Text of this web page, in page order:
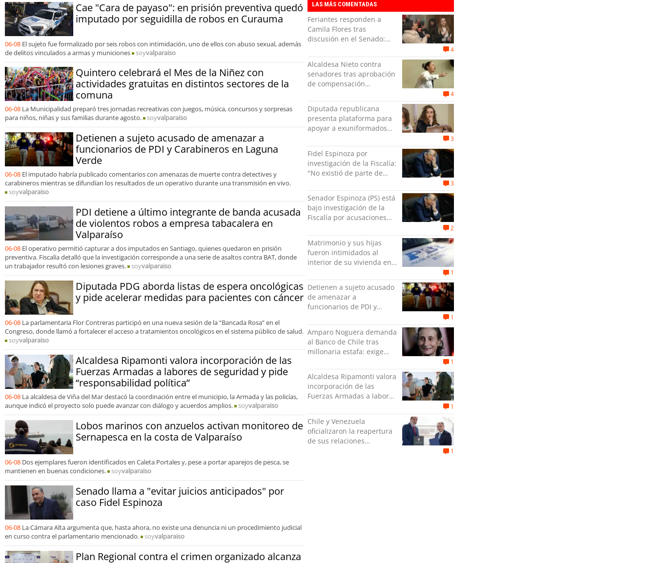
Cae "Cara de payaso": en prisión preventiva quedó
imputado por seguidilla de robos en Curauma
06-08 El sujeto fue formalizado por seis robos con intimidación, uno de ellos con abuso sexual, además
de delitos vinculados a armas y municiones
soyvalparaiso
Quintero celebrará el Mes de la Niñez con
actividades gratuitas en distintos sectores de la
comuna
06-08 La Municipalidad preparó tres jornadas recreativas con juegos, música, concursos y sorpresas
para niños, niñas y sus familias durante agosto.
soyvalparaiso
Detienen a sujeto acusado de amenazar a
funcionarios de PDI y Carabineros en Laguna
Verde
06-08 El imputado habría publicado comentarios con amenazas de muerte contra detectives y
carabineros mientras se difundían los resultados de un operativo durante una transmisión en vivo.
soyvalparaiso
PDI detiene a último integrante de banda acusada
de violentos robos a empresa tabacalera en
Valparaíso
06-08 El operativo permitió capturar a dos imputados en Santiago, quienes quedaron en prisión
preventiva. Fiscalía detalló que la investigación corresponde a una serie de asaltos contra BAT, donde
un trabajador resultó con lesiones graves.
soyvalparaiso
Diputada PDG aborda listas de espera oncológicas
y pide acelerar medidas para pacientes con cáncer
06-08 La parlamentaria Flor Contreras participó en una nueva sesión de la “Bancada Rosa” en el
Congreso, donde llamó a fortalecer el acceso a tratamientos oncológicos en el sistema público de salud.
soyvalparaiso
Alcaldesa Ripamonti valora incorporación de las
Fuerzas Armadas a labores de seguridad y pide
“responsabilidad política”
06-08 La alcaldesa de Viña del Mar destacó la coordinación entre el municipio, la Armada y las policías,
aunque indicó el proyecto solo puede avanzar con diálogo y acuerdos amplios.
soyvalparaiso
Lobos marinos con anzuelos activan monitoreo de
Sernapesca en la costa de Valparaíso
06-08 Dos ejemplares fueron identificados en Caleta Portales y, pese a portar aparejos de pesca, se
mantienen en buenas condiciones.
soyvalparaiso
Senado llama a "evitar juicios anticipados" por
caso Fidel Espinoza
06-08 La Cámara Alta argumenta que, hasta ahora, no existe una denuncia ni un procedimiento judicial
en curso contra el parlamentario mencionado.
soyvalparaiso
Plan Regional contra el crimen organizado alcanza
LAS MÁS COMENTADAS
Feriantes responden a
Camila Flores tras
discusión en el Senado:
orgullo”
4
Alcaldesa Nieto contra
senadores tras aprobación
de compensación
indolente"
4
Diputada republicana
presenta plataforma para
apoyar a exuniformados
social
3
Fidel Espinoza por
investigación de la Fiscalía:
"No existió de parte de
violencia física ni verbal"
3
Senador Espinoza (PS) está
bajo investigación de la
Fiscalía por acusaciones
su pareja
2
Matrimonio y sus hijas
fueron intimidados al
interior de su vivienda en
1
Detienen a sujeto acusado
de amenazar a
funcionarios de PDI y
Verde
1
Amparo Noguera demanda
al Banco de Chile tras
millonaria estafa: exige
1
Alcaldesa Ripamonti valora
incorporación de las
Fuerzas Armadas a labores
“responsabilidad política”
1
Chile y Venezuela
oficializaron la reapertura
de sus relaciones
1